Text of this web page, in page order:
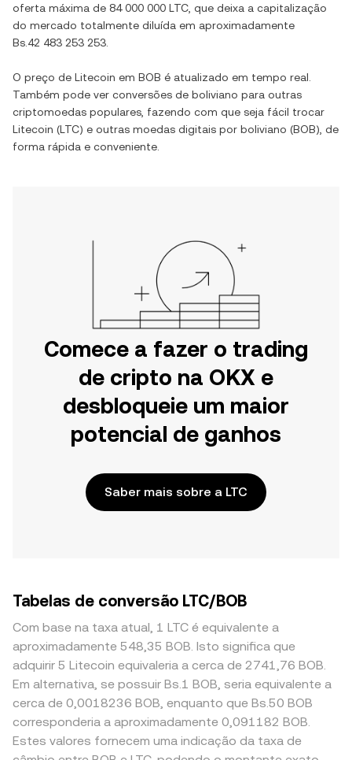
oferta máxima de 84 000 000 LTC , que deixa a capitalização
do mercado totalmente diluída em aproximadamente
Bs.42 483 253 253
O preço de Litecoin em BOB é atualizado em tempo real.
Também pode ver conversões de boliviano para outras
criptomoedas populares, fazendo com que seja fácil trocar
Litecoin (LTC) e outras moedas digitais por boliviano (BOB), de
forma rápida e conveniente.
Comece a fazer o trading
de cripto na OKX e
desbloqueie um maior
potencial de ganhos
Saber mais sobre a LTC
Tabelas de conversão LTC/BOB
Com base na taxa atual, 1 LTC é equivalente a
aproximadamente 548,35 BOB. Isto significa que
adquirir 5 Litecoin equivaleria a cerca de 2741,76 BOB.
Em alternativa, se possuir Bs.1 BOB, seria equivalente a
cerca de 0,0018236 BOB, enquanto que Bs.50 BOB
corresponderia a aproximadamente 0,091182 BOB.
Estes valores fornecem uma indicação da taxa de